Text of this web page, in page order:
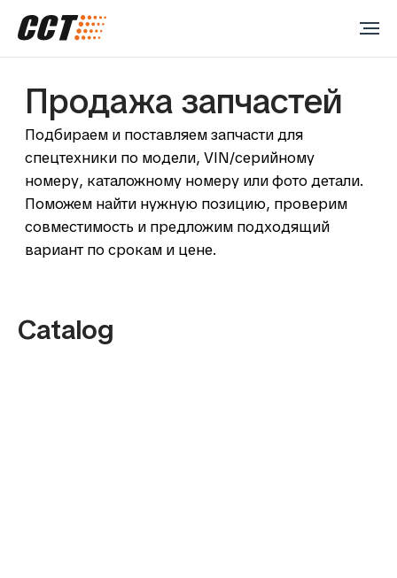
Подбираем и поставляем запчасти для
спецтехники по модели, VIN/серийному
номеру, каталожному номеру или фото детали.
Поможем найти нужную позицию, проверим
совместимость и предложим подходящий
вариант по срокам и цене.
Catalog